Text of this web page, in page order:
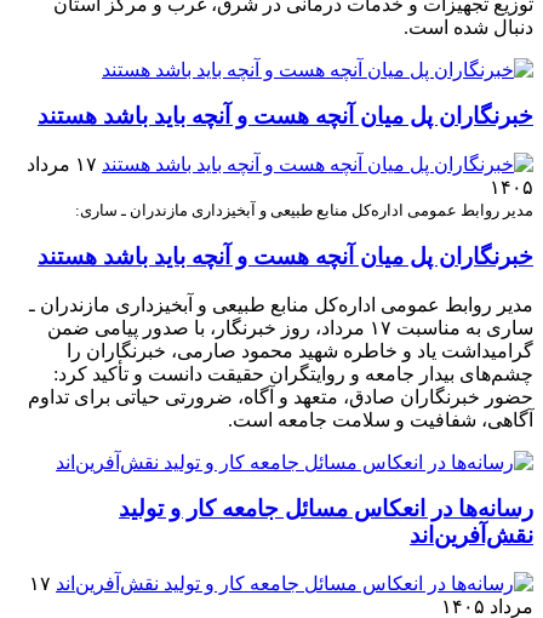
دنبال شده است.
خبرنگاران پل میان آنچه هست و آنچه باید باشد هستند
۱۷ مرداد
۱۴۰۵
مدیر روابط عمومی اداره‌کل منابع طبیعی و آبخیزداری مازندران ـ ساری:
خبرنگاران پل میان آنچه هست و آنچه باید باشد هستند
مدیر روابط عمومی اداره‌کل منابع طبیعی و آبخیزداری مازندران ـ
ساری به مناسبت ۱۷ مرداد، روز خبرنگار، با صدور پیامی ضمن
گرامیداشت یاد و خاطره شهید محمود صارمی، خبرنگاران را
چشم‌های بیدار جامعه و روایتگران حقیقت دانست و تأکید کرد:
حضور خبرنگاران صادق، متعهد و آگاه، ضرورتی حیاتی برای تداوم
آگاهی، شفافیت و سلامت جامعه است.
رسانه‌ها در انعکاس مسائل جامعه کار و تولید
نقش‌آفرین‌اند
۱۷
مرداد ۱۴۰۵